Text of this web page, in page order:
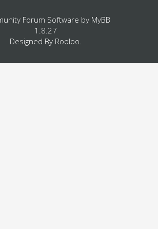
Forum Software by MyBB
1.8.27
Designed By Rooloo.